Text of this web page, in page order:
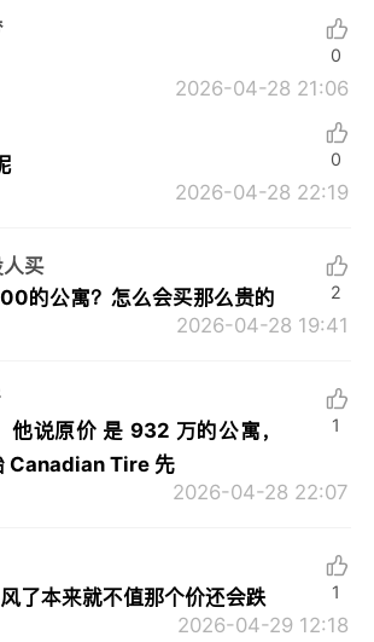
2026-04-28 21:06
0
2026-04-28 22:19
0
买
的公寓？怎么会买那么贵的
2026-04-28 19:41
2
他说原价 是 932 万的公寓，
Canadian Tire 先
2026-04-28 22:07
1
了本来就不值那个价还会跌
2026-04-29 12:18
1